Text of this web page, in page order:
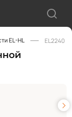
EL-HL EL2240